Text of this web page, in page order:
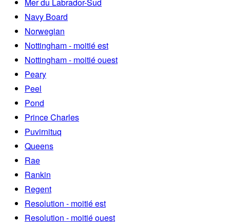
Mer du Labrador-Sud
Navy Board
Norwegian
Nottingham - moitié est
Nottingham - moitié ouest
Peary
Peel
Pond
Prince Charles
Puvirnituq
Queens
Rae
Rankin
Regent
Resolution - moitié est
Resolution - moitié ouest